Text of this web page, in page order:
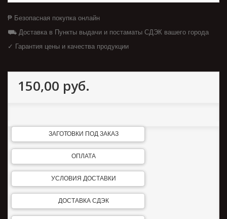
₱ Безопасная покупка онлайн
⛟ Доставка в Пункты выдачи и постаматы СДЭК вашего города
✓ Гарантия цены и качества продукции
150,00 руб.
ЗАГОТОВКИ ПОД ЗАКАЗ
ОПЛАТА
УСЛОВИЯ ДОСТАВКИ
ДОСТАВКА СДЭК